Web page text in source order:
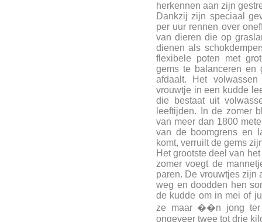
herkennen aan zijn
Dankzij zijn speciaal
per uur rennen over
van dieren die op
dienen als
flexibele poten met
gems te balanceren en
afdaalt. Het
vrouwtje in een kudde
die bestaat uit
leeftijden. In de zomer
van meer dan 1800
van de boomgrens en
komt, verruilt de gems
Het grootste deel van
zomer voegt de
paren. De vrouwtjes zijn
weg en doodden hen
de kudde om in mei of
ze maar ��n jong ter
ongeveer twee tot drie